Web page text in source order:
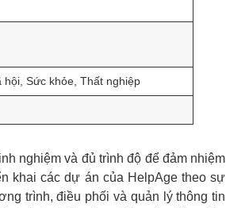
Sức khỏe, Thất nghiệp
nghiệm và đủ trình độ để đảm nhiệm
khai các dự án của HelpAge theo sự
trình, điều phối và quản lý thông tin